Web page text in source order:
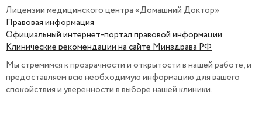
Лицензии медицинского центра «Домашний Доктор»
Правовая информация
Официальный интернет-портал правовой информации
Клинические рекомендации на сайте Минздрава РФ
Мы стремимся к прозрачности и открытости в нашей работе, и
предоставляем всю необходимую информацию для вашего
спокойствия и уверенности в выборе нашей клиники.